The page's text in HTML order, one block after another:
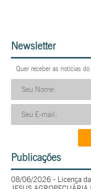
Newsletter
Quer receber as notícias
Publicações
08/06/2026 - Licença da